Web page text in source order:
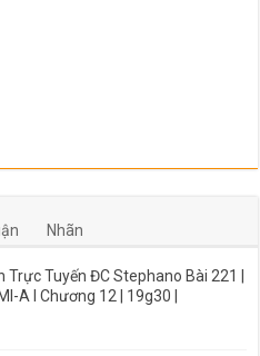
Nhãn
Trực Tuyến ĐC Stephano Bài 221 |
A I Chương 12 | 19g30 |